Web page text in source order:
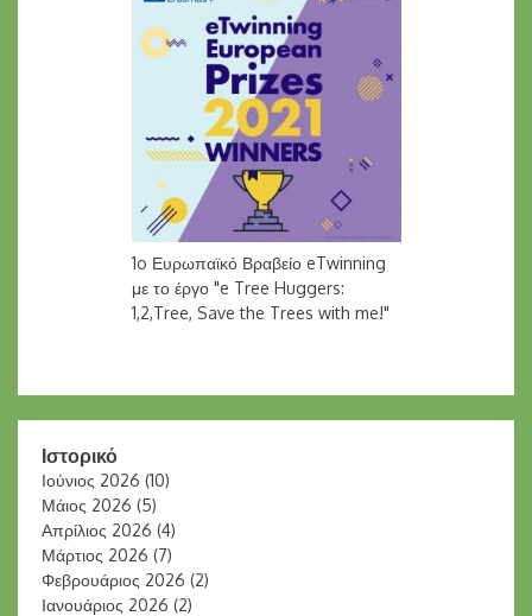
1o Ευρωπαϊκό Βραβείο eTwinning
με το έργο "e Tree Huggers:
1,2,Tree, Save the Trees with me!"
Ιστορικό
Ιούνιος 2026 (10)
Μάιος 2026 (5)
Απρίλιος 2026 (4)
Μάρτιος 2026 (7)
Φεβρουάριος 2026 (2)
Ιανουάριος 2026 (2)